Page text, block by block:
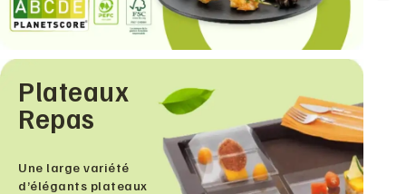
Plateaux
Repas
Une large variété
d’élégants plateaux